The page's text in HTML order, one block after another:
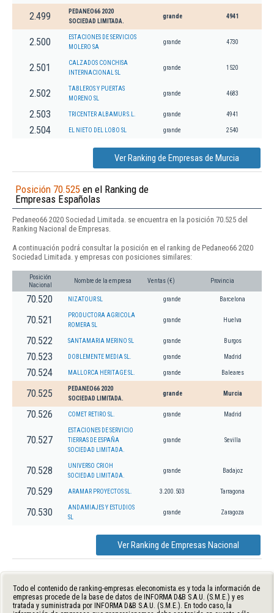
2.499
PEDANEO66 2020
SOCIEDAD LIMITADA.
grande 4941
2.500
ESTACIONES DE SERVICIOS
MOLERO SA
grande 4730
2.501
CALZADOS CONCHISA
INTERNACIONAL SL
grande 1520
2.502
TABLEROS Y PUERTAS
MORENO SL
grande 4683
2.503 TRICENTER ALBAMUR S.L. grande 4941
2.504 EL NIETO DEL LOBO SL grande 2540
Ver Ranking de Empresas de Murcia
Posición 70.525 en el Ranking de
Empresas Españolas
Pedaneo66 2020 Sociedad Limitada. se encuentra en la posición 70.525 del
Ranking Nacional de Empresas.
A continuación podrá consultar la posición en el ranking de Pedaneo66 2020
Sociedad Limitada. y empresas con posiciones similares:
Posición
Nacional
Nombre de la empresa Ventas (€) Provincia
70.520 NIZATOUR SL grande Barcelona
70.521
PRODUCTORA AGRICOLA
ROMERA SL
grande Huelva
70.522 SANTAMARIA MERINO SL grande Burgos
70.523 DOBLEMENTE MEDIA SL. grande Madrid
70.524 MALLORCA HERITAGE SL. grande Baleares
70.525
PEDANEO66 2020
SOCIEDAD LIMITADA.
grande Murcia
70.526 COMET RETIRO SL. grande Madrid
70.527
ESTACIONES DE SERVICIO
TIERRAS DE ESPAÑA
SOCIEDAD LIMITADA.
grande Sevilla
70.528
UNIVERSO CRIOH
SOCIEDAD LIMITADA.
grande Badajoz
70.529 ARAMAR PROYECTOS SL. 3.200.503 Tarragona
70.530
ANDAMIAJES Y ESTUDIOS
SL
grande Zaragoza
Ver Ranking de Empresas Nacional
Todo el contenido de ranking-empresas.eleconomista.es y toda la información de
empresas procede de la base de datos de INFORMA D&B S.A.U. (S.M.E.) y es
tratada y suministrada por INFORMA D&B S.A.U. (S.M.E.). En todo caso, la